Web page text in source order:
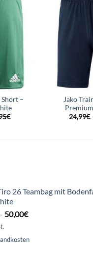
–
€
Jako
24,99€
26 Teambag mit
50,00€